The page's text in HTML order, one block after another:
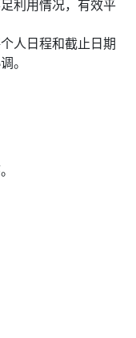
利用情况，有效平
人日程和截止日期
。